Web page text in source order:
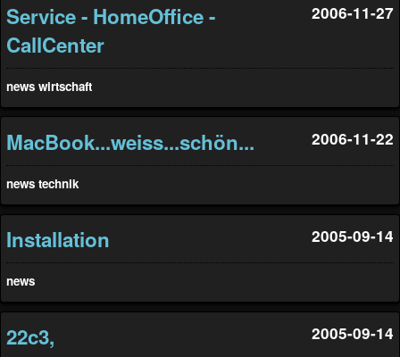
Service - HomeOffice -
CallCenter
2006-11-27
news wirtschaft
MacBook...weiss...schön... 2006-11-22
news technik
Installation 2005-09-14
news
22c3, 2005-09-14